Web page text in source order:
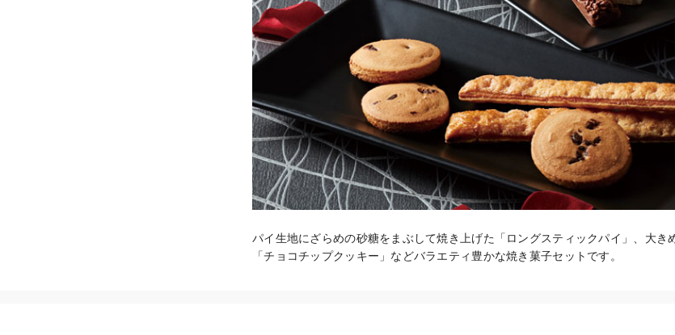
パイ生地にざらめの砂糖をまぶして焼き上げた「ロングスティックパイ」、大き
「チョコチップクッキー」などバラエティ豊かな焼き菓子セットです。